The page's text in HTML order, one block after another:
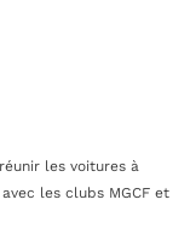
les voitures à
les clubs MGCF et